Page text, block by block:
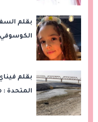
بقلم
بقلم
المتحدة :